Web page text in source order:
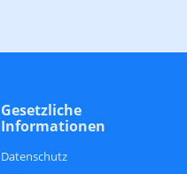
Gesetzliche
Informationen
Datenschutz